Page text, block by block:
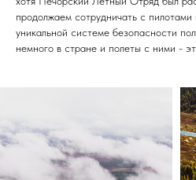
продолжаем сотрудничать с
уникальной системе безопасности
немного в стране и полеты с ними -